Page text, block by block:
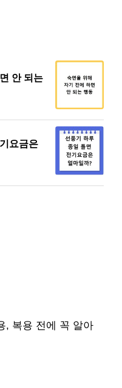
안 되는
요금은